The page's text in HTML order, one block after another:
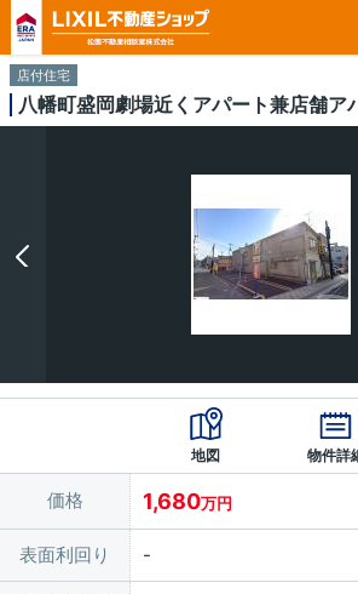
店付住宅
八幡町盛岡劇場近くアパート兼店舗ア
地図 物件詳
価格 1,680万円
表面利回り